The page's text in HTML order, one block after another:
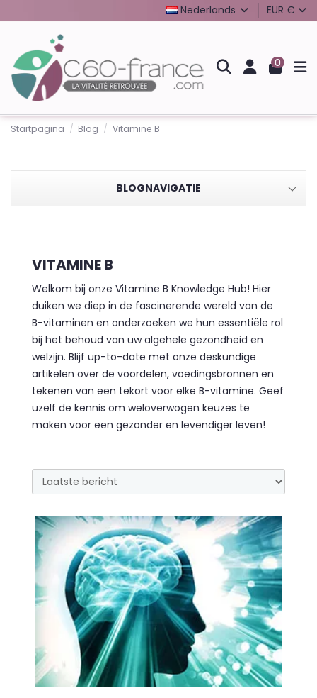
Nederlands EUR €
0
Startpagina Blog Vitamine B
BLOGNAVIGATIE
VITAMINE B
Welkom bij onze Vitamine B Knowledge Hub! Hier
duiken we diep in de fascinerende wereld van de
B-vitaminen en onderzoeken we hun essentiële rol
bij het behoud van uw algehele gezondheid en
welzijn. Blijf up-to-date met onze deskundige
artikelen over de voordelen, voedingsbronnen en
tekenen van een tekort voor elke B-vitamine. Geef
uzelf de kennis om weloverwogen keuzes te
maken voor een gezonder en levendiger leven!